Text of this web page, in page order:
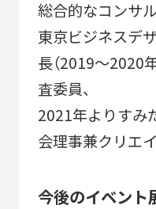
総合的なコンサ
東京ビジネスデ
長（2019〜2020
査委員、
2021年よりすみ
会理事兼クリエ
今後のイベント